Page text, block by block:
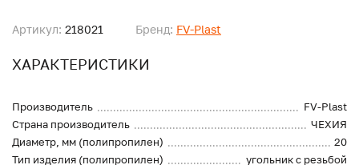
Артикул: 218021 Бренд: FV-Plast
ХАРАКТЕРИСТИКИ
Производитель
FV-Plast
Страна производитель
ЧЕХИЯ
Диаметр, мм (полипропилен)
20
Тип изделия (полипропилен)
угольник с резьбой